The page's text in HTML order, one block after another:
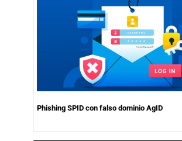
Phishing SPID con falso dominio AgID